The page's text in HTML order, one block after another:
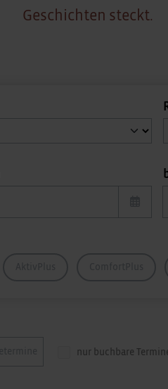
Geschichten steckt.
nur buchbare